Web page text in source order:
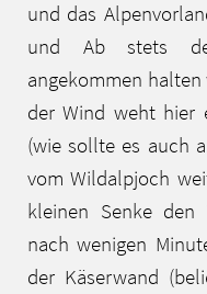
und das
und Ab stets
angekommen
der Wind weht hier
(wie sollte es auch
vom Wildalpjoch
kleinen Senke den
nach wenigen
der Käserwand